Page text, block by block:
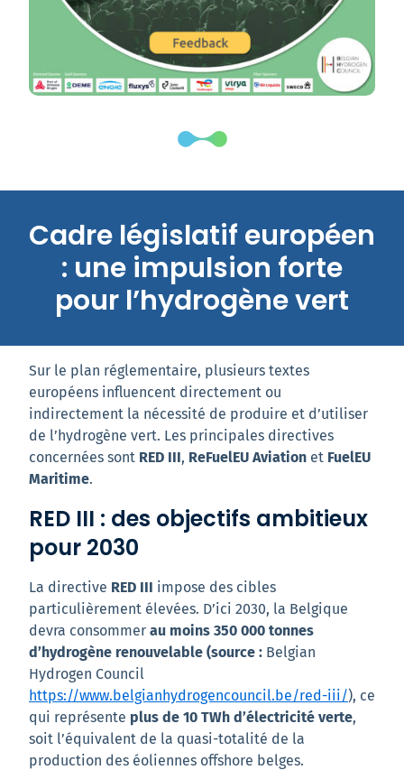
Cadre législatif européen
: une impulsion forte
pour l’hydrogène vert
Sur le plan réglementaire, plusieurs textes
européens influencent directement ou
indirectement la nécessité de produire et d’utiliser
de l’hydrogène vert. Les principales directives
concernées sont RED III, ReFuelEU Aviation et FuelEU
Maritime.
RED III : des objectifs ambitieux
pour 2030
La directive RED III impose des cibles
particulièrement élevées. D’ici 2030, la Belgique
devra consommer au moins 350 000 tonnes
d’hydrogène renouvelable (source : Belgian
Hydrogen Council
https://www.belgianhydrogencouncil.be/red-iii/), ce
qui représente plus de 10 TWh d’électricité verte,
soit l’équivalent de la quasi-totalité de la
production des éoliennes offshore belges.